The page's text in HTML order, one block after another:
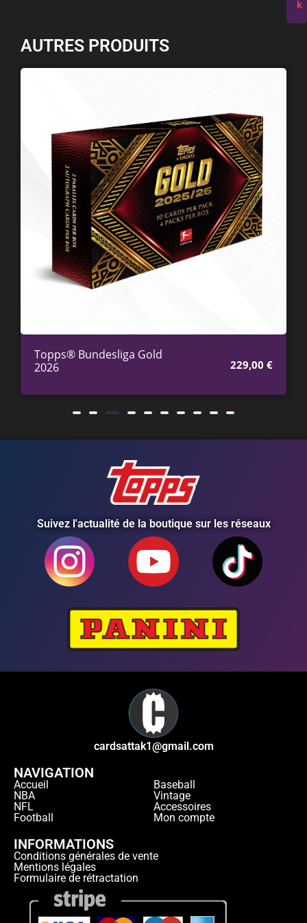
k
AUTRES PRODUITS
Topps® Bundesliga Gold
2026
229,00 €
Suivez l'actualité de la boutique sur les réseaux
cardsattak1@gmail.com
NAVIGATION
Accueil
NBA
NFL
Football
Baseball
Vintage
Accessoires
Mon compte
INFORMATIONS
Conditions générales de vente
Mentions légales
Formulaire de rétractation